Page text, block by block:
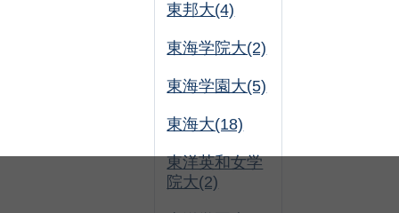
東邦大(4)
東海学院大(2)
東海学園大(5)
東海大(18)
東洋英和女学
院大(2)